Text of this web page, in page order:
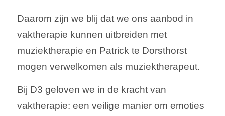
Daarom zijn we blij dat we ons aanbod in
vaktherapie kunnen uitbreiden met
muziektherapie en Patrick te Dorsthorst
mogen verwelkomen als muziektherapeut.
Bij D3 geloven we in de kracht van
vaktherapie: een veilige manier om emoties